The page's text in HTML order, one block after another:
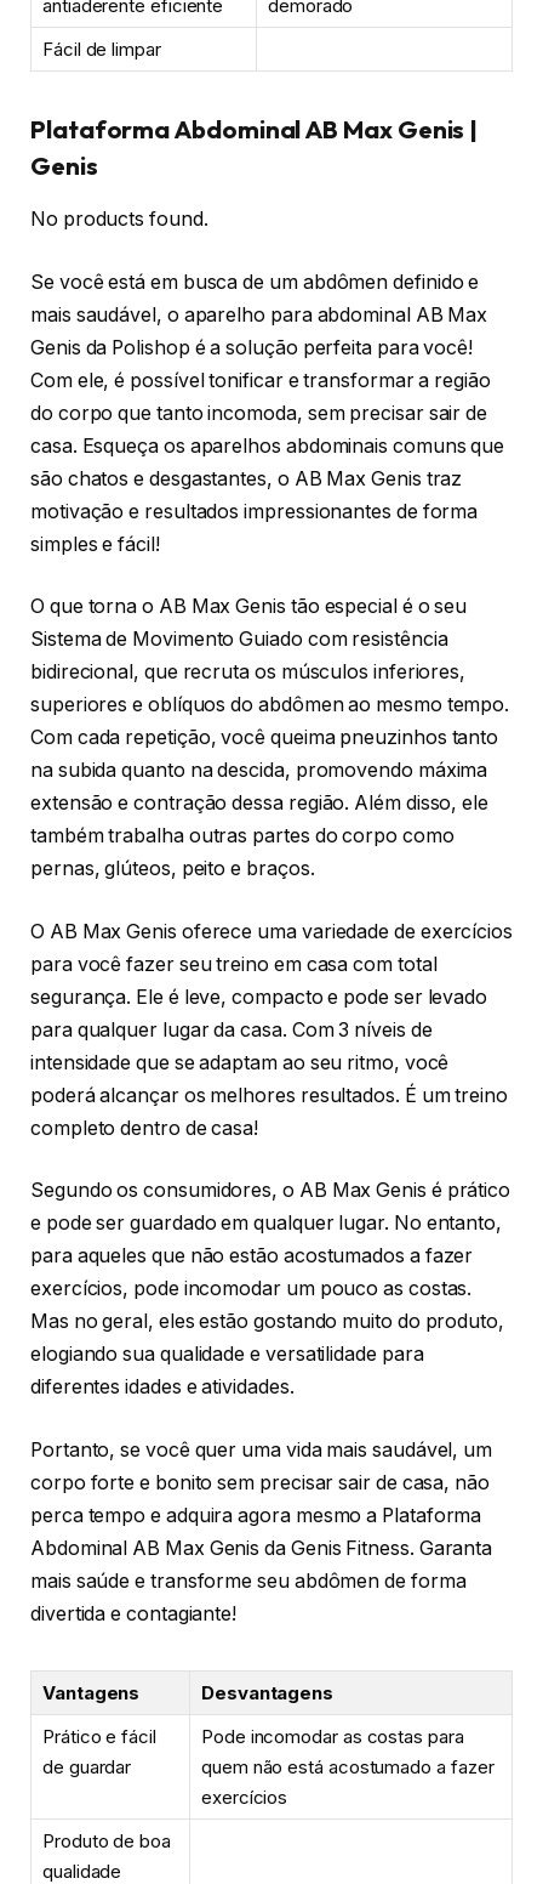
antiaderente eficiente
demorado
Fácil de limpar
Plataforma Abdominal AB Max Genis |
Genis
No products found.
Se você está em busca de um abdômen definido e
mais saudável, o aparelho para abdominal AB Max
Genis da Polishop é a solução perfeita para você!
Com ele, é possível tonificar e transformar a região
do corpo que tanto incomoda, sem precisar sair de
casa. Esqueça os aparelhos abdominais comuns que
são chatos e desgastantes, o AB Max Genis traz
motivação e resultados impressionantes de forma
simples e fácil!
O que torna o AB Max Genis tão especial é o seu
Sistema de Movimento Guiado com resistência
bidirecional, que recruta os músculos inferiores,
superiores e oblíquos do abdômen ao mesmo tempo.
Com cada repetição, você queima pneuzinhos tanto
na subida quanto na descida, promovendo máxima
extensão e contração dessa região. Além disso, ele
também trabalha outras partes do corpo como
pernas, glúteos, peito e braços.
O AB Max Genis oferece uma variedade de exercícios
para você fazer seu treino em casa com total
segurança. Ele é leve, compacto e pode ser levado
para qualquer lugar da casa. Com 3 níveis de
intensidade que se adaptam ao seu ritmo, você
poderá alcançar os melhores resultados. É um treino
completo dentro de casa!
Segundo os consumidores, o AB Max Genis é prático
e pode ser guardado em qualquer lugar. No entanto,
para aqueles que não estão acostumados a fazer
exercícios, pode incomodar um pouco as costas.
Mas no geral, eles estão gostando muito do produto,
elogiando sua qualidade e versatilidade para
diferentes idades e atividades.
Portanto, se você quer uma vida mais saudável, um
corpo forte e bonito sem precisar sair de casa, não
perca tempo e adquira agora mesmo a Plataforma
Abdominal AB Max Genis da Genis Fitness. Garanta
mais saúde e transforme seu abdômen de forma
divertida e contagiante!
Vantagens
Desvantagens
Prático e fácil
de guardar
Pode incomodar as costas para
quem não está acostumado a fazer
exercícios
Produto de boa
qualidade